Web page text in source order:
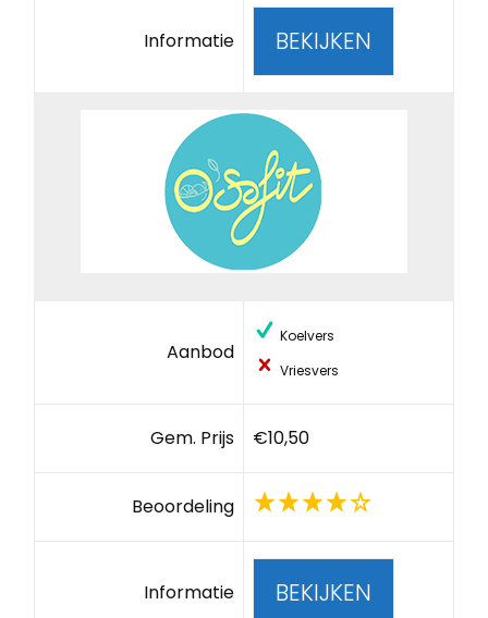
Informatie BEKIJKEN
Aanbod
Koelvers
Vriesvers
Gem. Prijs €10,50
Beoordeling
Informatie BEKIJKEN